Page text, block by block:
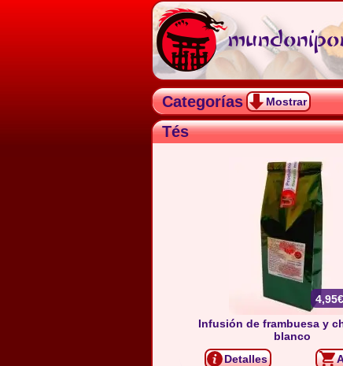
Categorías Mostrar
Tés
4,95€
Infusión de frambuesa y
blanco
Detalles